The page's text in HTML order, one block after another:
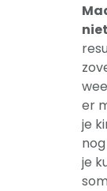
er
je
je